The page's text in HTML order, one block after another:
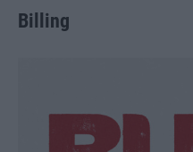
Billing